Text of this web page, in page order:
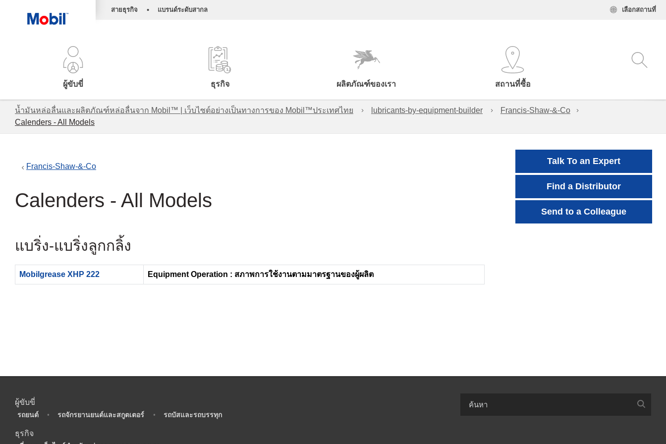
สายธุรกิจ • แบรนด์ระดับสากล เลือกสถานที่
ผู้ขับขี่ ธุรกิจ ผลิตภัณฑ์ของเรา สถานที่ซื้อ
น้ำมันหล่อลื่นและผลิตภัณฑ์หล่อลื่นจาก Mobil™ | เว็บไซต์อย่างเป็นทางการของ Mobil™ประเทศไทย lubricants-by-equipment-builder
Francis-Shaw-&-Co
Calenders - All Models
Francis-Shaw-&-Co
Calenders - All Models
แบริ่ง- แบริ่งลูกกลิ้ง
Mobilgrease XHP 222 Equipment Operation : สภาพการใช้งานตามมาตรฐานของผู้ผลิต
Talk To an Expert
Find a Distributor
Send to a Colleague
ผู้ขับขี่
รถยนต์ • รถจักรยานยนต์และสกูตเตอร์ • รถบัสและรถบรรทุก
ธุรกิจ